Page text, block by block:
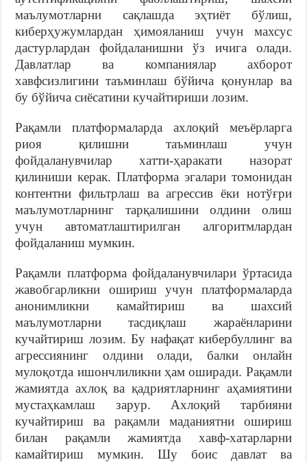
маълумотларни сақлашда эҳтиёт бўлиш,
киберҳужумлардан ҳимояланиш учун махсус
дастурлардан фойдаланишни ўз ичига олади.
Давлатлар ва компаниялар ахборот
хавфсизлигини таъминлаш бўйича қонунлар ва
бу бўйича сиёсатини кучайтириши лозим.
Рақамли платформаларда ахлоқий меъёрларга
риоя қилишни таъминлаш учун
фойдаланувчилар хатти-ҳаракати назорат
қилиниши керак. Платформа эгалари томонидан
контентни фильтрлаш ва агрессив ёки нотўғри
маълумотларнинг тарқалишини олдини олиш
учун автоматлаштирилган алгоритмлардан
фойдаланиш мумкин.
Рақамли платформа фойдаланувчилари ўртасида
жавобгарликни ошириш учун платформаларда
анонимликни камайтириш ва шахсий
маълумотларни тасдиқлаш жараёнларини
кучайтириш лозим. Бу нафақат кибербуллинг ва
агрессиянинг олдини олади, балки онлайн
мулоқотда ишончлиликни ҳам оширади. Рақамли
жамиятда ахлоқ ва қадриятларнинг аҳамиятини
мустаҳкамлаш зарур. Ахлоқий тарбияни
кучайтириш ва рақамли маданиятни ошириш
билан рақамли жамиятда хавф-хатарларни
камайтириш мумкин. Шу боис давлат ва